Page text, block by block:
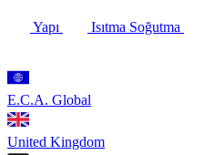
Yapı Isıtma Soğutma
E.C.A. Global
United Kingdom